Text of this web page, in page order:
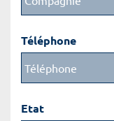
Téléphone
Etat